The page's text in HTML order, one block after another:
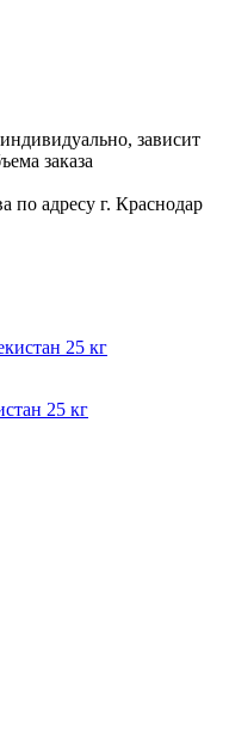
зависит
заказа
по адресу г. Краснодар
25 кг